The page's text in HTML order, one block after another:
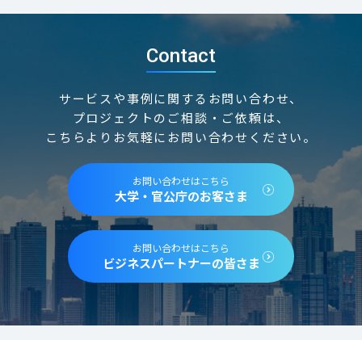
Contact
サービスや事例に関するお問い合わせ、
プロジェクトのご相談・ご依頼は、
こちらよりお気軽にお問い合わせください。
お問い合わせはこちら
大学・官公庁のお客さま
お問い合わせはこちら
ビジネスパートナーの皆さま